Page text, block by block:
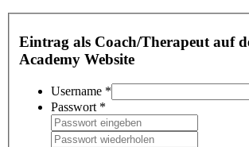
Eintrag als Coach/Therapeut auf
Academy Website
Username *
Passwort *